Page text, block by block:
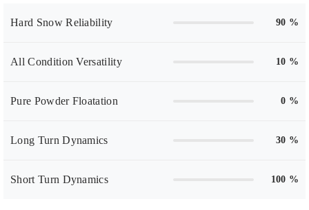
Hard Snow Reliability 90 %
All Condition Versatility 10 %
Pure Powder Floatation 0 %
Long Turn Dynamics 30 %
Short Turn Dynamics 100 %